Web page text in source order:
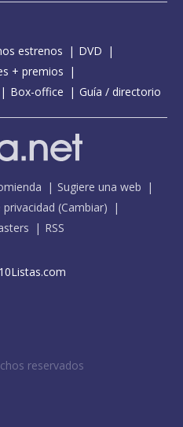
estrenos
DVD
+ premios
Box-office Guía / directorio
Sugiere una web
(Cambiar)
RSS
reservados